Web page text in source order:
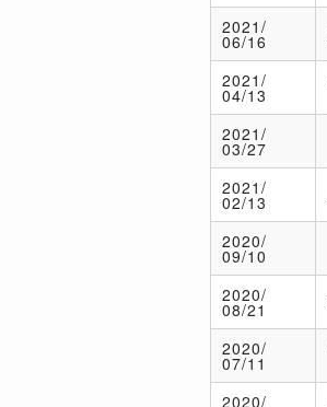
2021/
06/16
2021/
04/13
2021/
03/27
2021/
02/13
2020/
09/10
2020/
08/21
2020/
07/11
2020/